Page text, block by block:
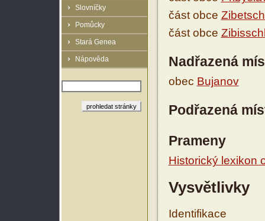
Slovníčky
Pomůcky
Stará Genea
Nápověda
část obce
část obce
Nadřazená
obec Bujanov
Podřazená
Prameny
Historický lexikon
Vysvětlivky
Identifikace